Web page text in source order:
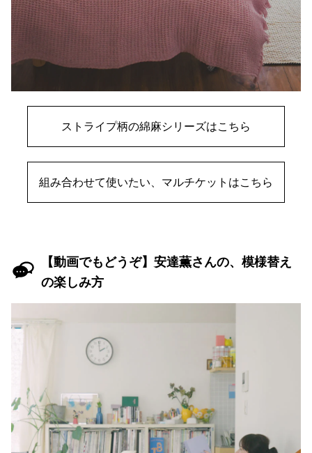
ストライプ柄の綿麻シリーズはこちら
組み合わせて使いたい、マルチケットはこちら
【動画でもどうぞ】安達薫さんの、模様替え
の楽しみ方